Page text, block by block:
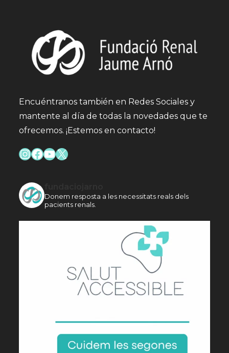
Encuéntranos también en Redes Sociales y
mantente al día de todas la novedades que te
ofrecemos. ¡Estemos en contacto!
Instagram
Facebook
YouTube
X
Donem resposta a les necessitats reals dels
pacients renals.